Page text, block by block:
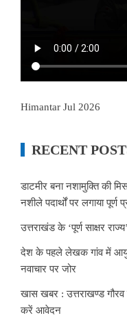
Himantar Jul 2026
RECENT
डाटमीर बना नशामुक्ति की
नशीले पदार्थों पर लगाया पूर्ण
उत्तराखंड के ‘पूर्ण साक्षर
देश के पहले लेखक गांव में
नवाचार पर जोर
खास खबर : उत्तराखण्ड
करें आवेदन